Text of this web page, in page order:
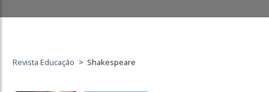
Revista Educação > Shakespeare